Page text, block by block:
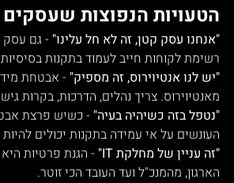
הטעויות הנפוצות
"אנחנו עסק קטן, זה לא חל עלינו"
רשימת לקוחות חייב לעמוד בתקנות
"יש לנו אנטיוירוס, זה מספיק" - אבטחת
מאנטיוירוס. צריך נהלים, הדרכות, בקרות
"נטפל בזה כשיהיה בעיה" - כשיש פרצת
העונשים על אי עמידה בתקנות יכולים להיות
"זה עניין של מחלקת IT"
- הגנת פרטיות
הארגון, מהמנכ"ל ועד העובד הכי זוטר.